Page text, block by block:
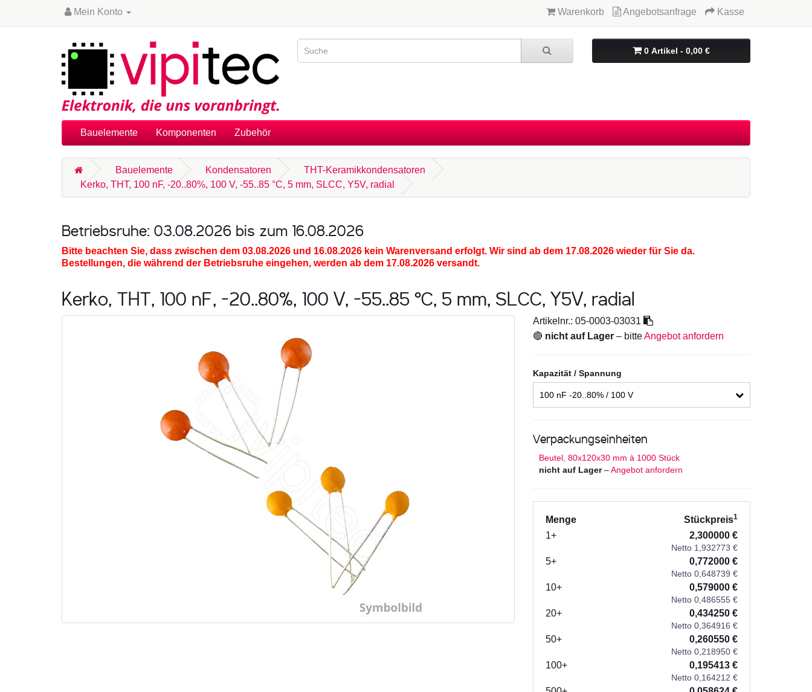
Mein Konto Warenkorb Angebotsanfrage Kasse
0 Artikel - 0,00 €
Bauelemente Komponenten Zubehör
Bauelemente Kondensatoren
THT-Keramikkondensatoren
Kerko, THT, 100 nF, -20..80%, 100 V, -55..85 °C, 5 mm, SLCC, Y5V, radial
Betriebsruhe: 03.08.2026 bis zum 16.08.2026
Bitte beachten Sie, dass zwischen dem 03.08.2026 und 16.08.2026 kein Warenversand erfolgt. Wir sind ab dem 17.08.2026 wieder für Sie da.
Bestellungen, die während der Betriebsruhe eingehen, werden ab dem 17.08.2026 versandt.
Kerko, THT, 100 nF, -20..80%, 100 V, -55..85 °C, 5 mm, SLCC, Y5V, radial
Artikelnr.: 05-0003-03031
🔴 nicht auf Lager – bitteAngebot anfordern
Kapazität / Spannung
100 nF -20..80% / 100 V
Verpackungseinheiten
Beutel, 80x120x30 mm à 1000 Stück
nicht auf Lager– Angebot anfordern
Menge Stückpreis1
1+ 2,300000 €
Netto 1,932773 €
5+ 0,772000 €
Netto 0,648739 €
10+ 0,579000 €
Netto 0,486555 €
20+ 0,434250 €
Netto 0,364916 €
50+ 0,260550 €
Netto 0,218950 €
100+ 0,195413 €
Netto 0,164212 €